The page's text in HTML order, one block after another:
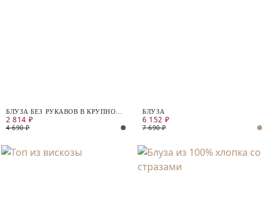
БЛУЗА БЕЗ РУКАВОВ В КРУПНОМ
РАСТИТЕЛЬНОМ ПРИНТЕ
2 814 ₽
4 690 ₽
БЛУЗА
6 152 ₽
7 690 ₽